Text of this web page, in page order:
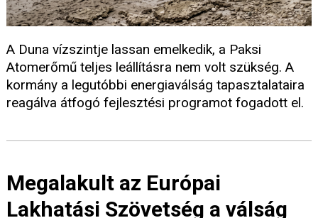
A Duna vízszintje lassan emelkedik, a Paksi
Atomerőmű teljes leállításra nem volt szükség. A
kormány a legutóbbi energiaválság tapasztalataira
reagálva átfogó fejlesztési programot fogadott el.
Megalakult az Európai
Lakhatási Szövetség a válság